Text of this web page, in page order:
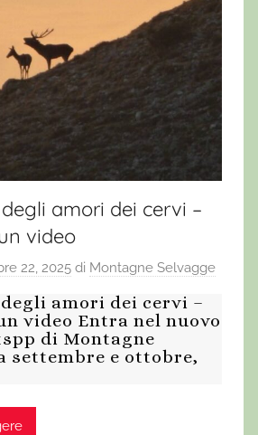
amori dei cervi –
video
22, 2025 di Montagne Selvagge
amori dei cervi –
video Entra nel nuovo
di Montagne
settembre e ottobre,